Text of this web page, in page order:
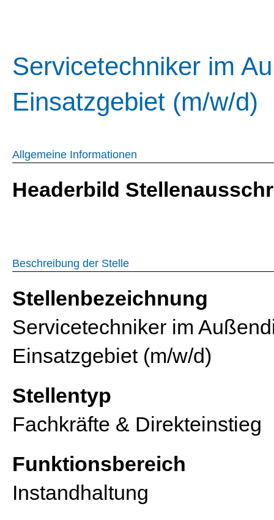
Servicetechniker im
Einsatzgebiet (m/w/d)
Allgemeine Informationen
Headerbild
Beschreibung der Stelle
Stellenbezeichnung
Servicetechniker im
Einsatzgebiet (m/w/d)
Stellentyp
Fachkräfte & Direkteinstieg
Funktionsbereich
Instandhaltung